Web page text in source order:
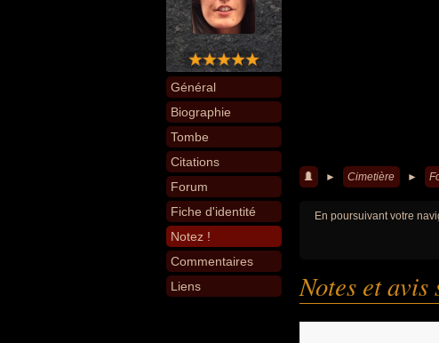
Général
Biographie
Tombe
Citations
Forum
Fiche d'identité
Notez !
Commentaires
Liens
► Cimetière ►
En poursuivant votre
Notes et